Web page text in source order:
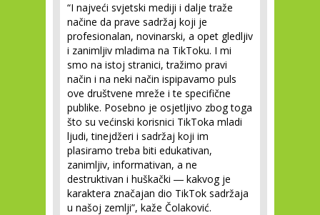
“I najveći svjetski mediji i dalje traže
načine da prave sadržaj koji je
profesionalan, novinarski, a opet gledljiv
i zanimljiv mladima na TikToku. I mi
smo na istoj stranici, tražimo pravi
način i na neki način ispipavamo puls
ove društvene mreže i te specifične
publike. Posebno je osjetljivo zbog toga
što su većinski korisnici TikToka mladi
ljudi, tinejdžeri i sadržaj koji im
plasiramo treba biti edukativan,
zanimljiv, informativan, a ne
destruktivan i huškački ― kakvog je
karaktera značajan dio TikTok sadržaja
u našoj zemlji”, kaže Čolaković.